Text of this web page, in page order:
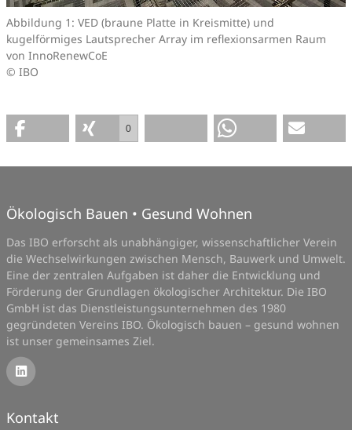
Abbildung 1: VED (braune Platte in Kreismitte) und
kugelförmiges Lautsprecher Array im reflexionsarmen Raum
von InnoRenewCoE
© IBO
0
Ökologisch Bauen • Gesund Wohnen
Das IBO erforscht als unabhängiger, wissenschaftlicher Verein
die Wechselwirkungen zwischen Mensch, Bauwerk und Umwelt.
Eine der zentralen Aufgaben ist daher die Entwicklung und
Förderung der Grundlagen ökologischer Architektur. Die IBO
GmbH ist das Dienstleistungsunternehmen des 1980
gegründeten Vereins IBO. Ökologisch bauen – gesund wohnen
ist unser gemeinsames Ziel.
Kontakt